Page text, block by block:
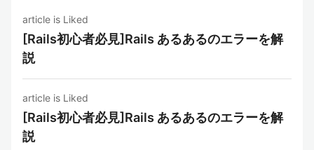
article is Liked
[Rails初心者必見]Rails あるあるのエラーを解
説
article is Liked
[Rails初心者必見]Rails あるあるのエラーを解
説